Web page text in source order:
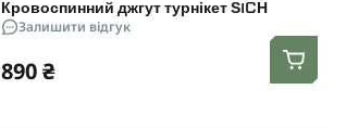
Кровоспинний джгут турнікет SICH
Залишити відгук
890 ₴